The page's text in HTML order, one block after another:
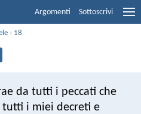
Argomenti Sottoscrivi
› 18
da tutti i peccati che
tutti i miei decreti e